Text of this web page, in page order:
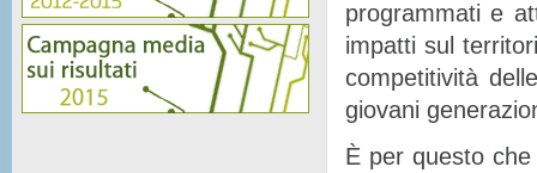
programmati e
impatti sul
competitività
giovani
È per questo